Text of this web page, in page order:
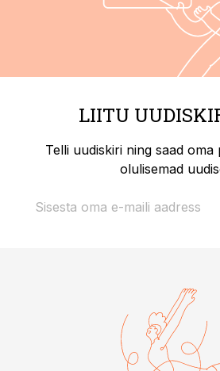
LIITU
Telli uudiskiri ning saad oma
olulisemad